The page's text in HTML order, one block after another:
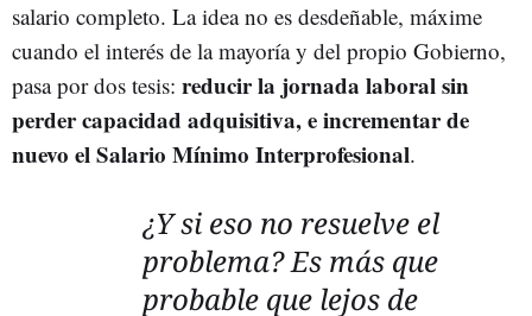
salario completo. La idea no es desdeñable, máxime
cuando el interés de la mayoría y del propio Gobierno,
pasa por dos tesis: reducir la jornada laboral sin
perder capacidad adquisitiva, e incrementar de
nuevo el Salario Mínimo Interprofesional.
¿Y si eso no resuelve el
problema? Es más que
probable que lejos de